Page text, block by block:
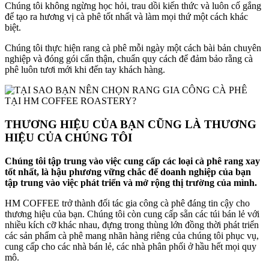
Chúng tôi không ngừng học hỏi, trau dồi kiến thức và luôn cố gắng
để tạo ra hương vị cà phê tốt nhất và làm mọi thứ một cách khác
biệt.
Chúng tôi thực hiện rang cà phê mỗi ngày một cách bài bản chuyên
nghiệp và đóng gói cẩn thận, chuẩn quy cách để đảm bảo rằng cà
phê luôn tươi mới khi đến tay khách hàng.
THƯƠNG HIỆU CỦA BẠN CŨNG LÀ THƯƠNG
HIỆU CỦA CHÚNG TÔI
Chúng tôi tập trung vào việc cung cấp các loại cà phê rang xay
tốt nhất, là hậu phương vững chắc để doanh nghiệp của bạn
tập trung vào việc phát triển và mở rộng thị trường của mình.
HM COFFEE trở thành đối tác gia công cà phê đáng tin cậy cho
thương hiệu của bạn. Chúng tôi còn cung cấp sẵn các túi bán lẻ với
nhiều kích cỡ khác nhau, đựng trong thùng lớn đồng thời phát triển
các sản phẩm cà phê mang nhãn hàng riêng của chúng tôi phục vụ,
cung cấp cho các nhà bán lẻ, các nhà phân phối ở hầu hết mọi quy
mô.